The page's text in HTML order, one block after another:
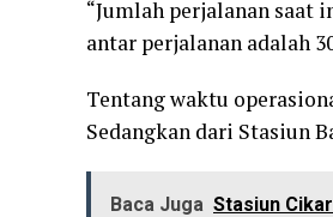
“Jumlah perjalanan saat
antar perjalanan adalah
Tentang waktu
Sedangkan dari Stasiun
Baca Juga Stasiun